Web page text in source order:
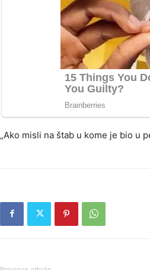
„Ako misli na štab u kome je bio u